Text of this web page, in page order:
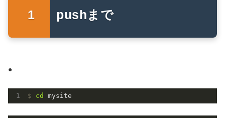
pushまで
●
$ cd mysite